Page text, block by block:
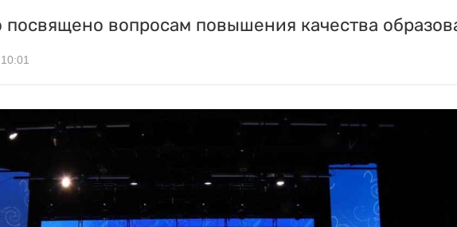
вопросам повышения качества